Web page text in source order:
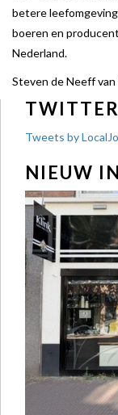
betere
boeren en
Nederland.
Steven de Neeff
TWITTER
Tweets by
NIEUW